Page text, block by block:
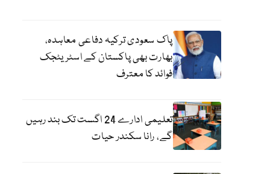
پاک سعودی ترکیہ دفاعی معاہدہ،
بھارت بھی پاکستان کے اسٹریٹجک
فوائد کا معترف
تعلیمی ادارے 24 اگست تک بند رہیں
گے، رانا سکندر حیات